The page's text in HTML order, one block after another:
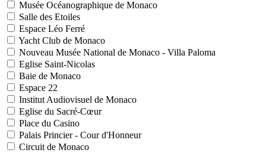
Musée Océanographique de Monaco
Salle des Etoiles
Espace Léo Ferré
Yacht Club de Monaco
Nouveau Musée National de Monaco - Villa Paloma
Eglise Saint-Nicolas
Baie de Monaco
Espace 22
Institut Audiovisuel de Monaco
Eglise du Sacré-Cœur
Place du Casino
Palais Princier - Cour d'Honneur
Circuit de Monaco